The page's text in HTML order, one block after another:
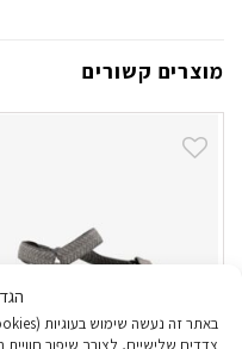
צדדים שלישיים, לצורך שיפור
מוצרים קשורים